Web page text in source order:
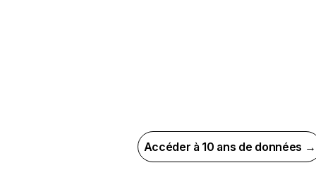
Accéder à 10 ans de données →